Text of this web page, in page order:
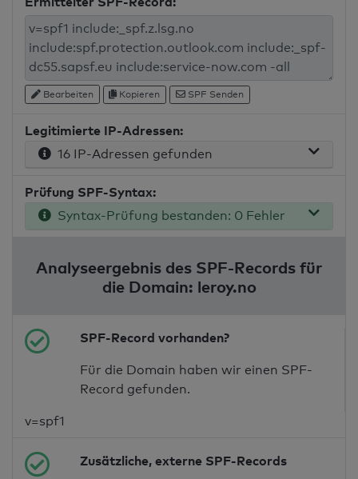
Bearbeiten Kopieren SPF Senden
Legitimierte IP-Adressen:
16 IP-Adressen gefunden
Prüfung SPF-Syntax:
Syntax-Prüfung bestanden: 0 Fehler
Analyseergebnis des SPF-Records für
die Domain: leroy.no
SPF-Record vorhanden?
Für die Domain haben wir einen SPF-
Record gefunden.
v=spf1
Zusätzliche, externe SPF-Records